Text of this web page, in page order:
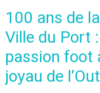
100 ans de
Ville du Port
passion foot
joyau de